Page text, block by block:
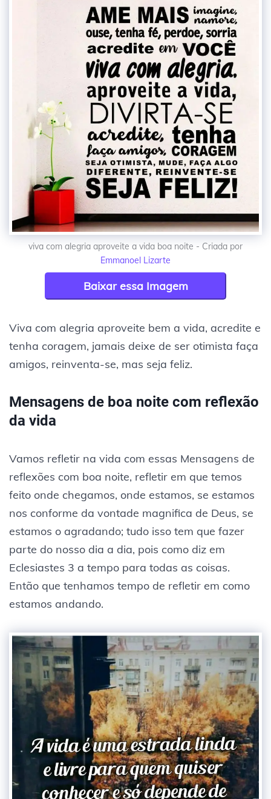
viva com alegria aproveite a vida boa noite - Criada por
Emmanoel Lizarte
Baixar essa Imagem
Viva com alegria aproveite bem a vida, acredite e
tenha coragem, jamais deixe de ser otimista faça
amigos, reinventa-se, mas seja feliz.
Mensagens de boa noite com reflexão
da vida
Vamos refletir na vida com essas Mensagens de
reflexões com boa noite, refletir em que temos
feito onde chegamos, onde estamos, se estamos
nos conforme da vontade magnifica de Deus, se
estamos o agradando; tudo isso tem que fazer
parte do nosso dia a dia, pois como diz em
Eclesiastes 3 a tempo para todas as coisas.
Então que tenhamos tempo de refletir em como
estamos andando.